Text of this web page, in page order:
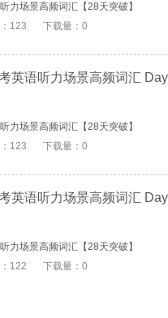
力场景高频词汇【28天突破】
123 下载量：0
力场景高频词汇【28天突破】
123 下载量：0
力场景高频词汇【28天突破】
122 下载量：0